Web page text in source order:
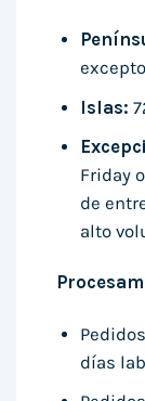
Islas:
Friday
de
alto
días